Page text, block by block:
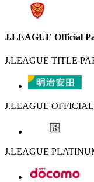
J.LEAGUE Official
J.LEAGUE TITLE
J.LEAGUE
J.LEAGUE